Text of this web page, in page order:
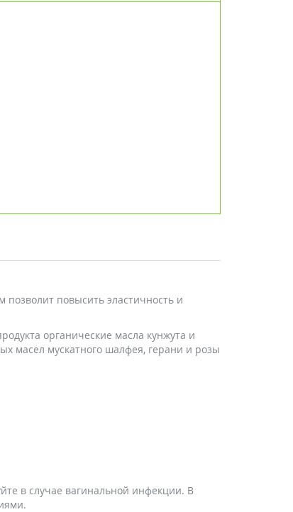
повысить эластичность и
органические масла кунжута и
масел мускатного шалфея, герани и розы
в случае вагинальной инфекции. В